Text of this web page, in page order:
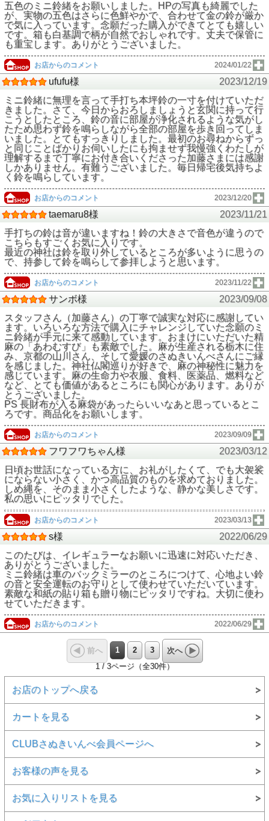
五色のミニ鈴緒をお願いしました。HPの写真も綺麗でした
が、実物の五色はさらに色鮮やかで、合わせて金の鈴が厳か
で気に入っています。念願だった購入ができてとても嬉しい
です。箱も白基調で柄が自然でおしゃれです。丈夫で保管に
も重宝します。ありがとうございました。
お店からのコメント 2024/01/22
ufufu様
2023/12/19
ミニ鈴緒に無理を言って手打ち本坪鈴の一寸を付けていただ
きました。さて、今日からおろしましょうと玄関に持って行
こうとしたところ、鈴の音に部屋が浄化されるような気がし
たため思わず鈴を鳴らしながら全部の部屋を歩き回ってしま
いました。とてもすっきりしました。最初のお尋ねからずっ
と同じことばかりお伺いしたにも拘ませず我慢強くわたしが
理解するまで丁寧にお付き合いくださった加藤さまには感謝
しかありません。有難うございました。毎日帰宅後気持ちよ
く鈴を鳴らしています。
お店からのコメント 2023/12/20
taemaru8様
2023/11/21
手打ちの鈴は音が違いますね！鈴の大きさで音色が違うので
こちらもすごくお気に入りです。
最近の神社は鈴を取り外しているところが多いように思うの
で、持参して鈴を鳴らして参拝しようと思います。
お店からのコメント 2023/11/22
サンボ様
2023/09/08
スタッフさん（加藤さん）の丁寧で誠実な対応に感謝してい
ます。いろいろな方法で購入にチャレンジしていた念願のミ
ニ鈴緒が手元に来て感動しています。おまけにいただいた精
麻の「あわむすび」も素敵でした。麻が生産される栃木に住
み、京都の山川さん、そして愛媛のさぬきいんべさんにご縁
を感じました。神社仏閣巡りが好きで、麻の神秘性に魅力を
感じています。麻の生命力や衣服、食料、医薬品、燃料など
など、とても価値があるところにも関心があります。ありが
とうございました。
PS 長財布が入る麻袋があったらいいなあと思っているとこ
ろです。商品化をお願いします。
お店からのコメント 2023/09/09
フワフワちゃん様
2023/03/12
日頃お世話になっている方に、お礼がしたくて、でも大袈裟
にならない小さく、かつ高品質のものを求めておりました。
しめ縄を、そのまま小さくしたような、静かな美しさです。
私の思いにピッタリでした。
お店からのコメント 2023/03/13
s様
2022/06/29
このたびは、イレギュラーなお願いに迅速に対応いただき、
ありがとうございました。
ミニ鈴緒は車のバックミラーのところにつけて、心地よい鈴
の音と安全運転のお守りとして使わせていただいています。
素敵な和紙の貼り箱も贈り物にピッタリですね。大切に使わ
せていただきます。
お店からのコメント 2022/06/29
前へ 1 2 3
次へ
1 / 3ページ（全30件）
お店のトップへ戻る
カートを見る
CLUBさぬきいんべ会員ページへ
お客様の声を見る
お気に入りリストを見る